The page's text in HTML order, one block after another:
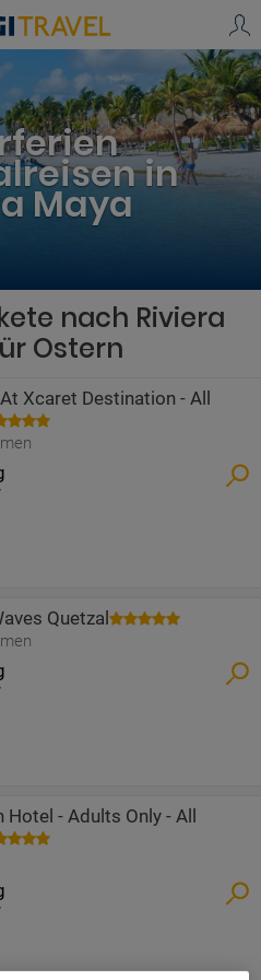
in
Maya
nach Riviera
Ostern
Xcaret Destination - All
Quetzal
Hotel - Adults Only - All